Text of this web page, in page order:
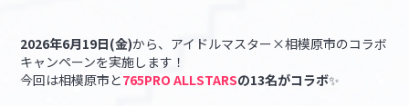
マイデスク設定変更 バンダイナムコID Link設定
2026年6月19日(金)から、アイドルマスター×相模原市のコラボ
キャンペーンを実施します！
今回は相模原市と765PRO ALLSTARSの13名がコラボ✨